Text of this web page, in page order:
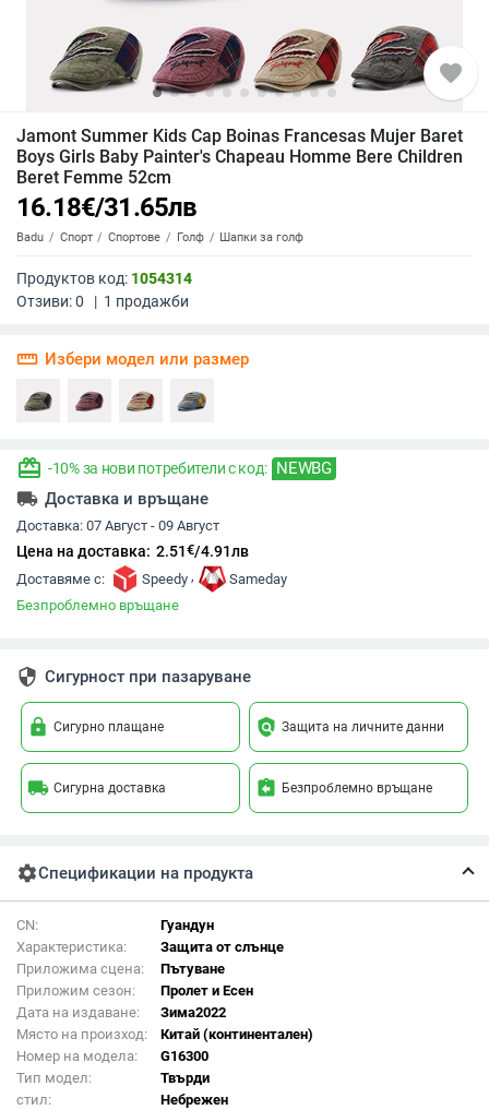
favorite
Jamont Summer Kids Cap Boinas Francesas Mujer Baret
Boys Girls Baby Painter's Chapeau Homme Bere Children
Beret Femme 52cm
16.18€/31.65лв
Badu Спорт Спортове Голф Шапки за голф
Продуктов код: 1054314
Отзиви:0 | 1 продажби
straighten Избери модел или размер
redeem -10% за нови потребители с код: NEWBG
local_shipping Доставка и връщане
Доставка: 07 Август - 09 Август
Цена на доставка: 2.51€/4.91лв
Доставяме с: Speedy ,
Sameday
Безпроблемно връщане
security Сигурност при пазаруване
lock Сигурно плащане policy Защита на личните данни
local_shipping Сигурна доставка assignment_return Безпроблемно връщане
settingsСпецификации на продукта
CN:
Гуандун
Характеристика:
Защита от слънце
Приложима сцена:
Пътуване
Приложим сезон:
Пролет и Есен
Дата на издаване:
Зима2022
Място на произход:
Китай (континентален)
Номер на модела:
G16300
Тип модел:
Твърди
стил:
Небрежен